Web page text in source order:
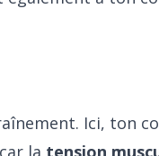
Ici, ton
la tension